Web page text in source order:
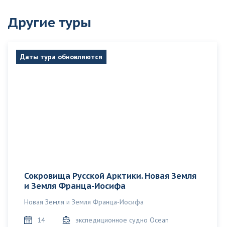
Другие туры
Даты тура обновляются
Сокровища Русской Арктики. Новая Земля
и Земля Франца-Иосифа
Новая Земля и Земля Франца-Иосифа
14
экспедиционное судно Ocean